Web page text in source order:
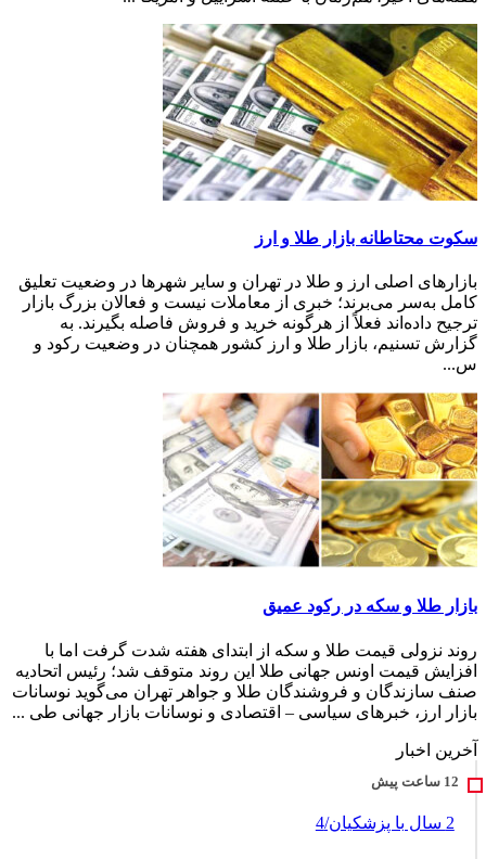
سکوت محتاطانه بازار طلا و ارز
بازارهای اصلی ارز و طلا در تهران و سایر شهرها در وضعیت تعلیق
کامل به‌سر می‌برند؛ خبری از معاملات نیست و فعالان بزرگ بازار
ترجیح داده‌اند فعلاً از هرگونه خرید و فروش فاصله بگیرند. به
گزارش تسنیم، بازار طلا و ارز کشور همچنان در وضعیت رکود و
س...
بازار طلا و سکه در رکود عمیق
روند نزولی قیمت طلا و سکه از ابتدای هفته شدت گرفت اما با
افزایش قیمت اونس جهانی طلا این روند متوقف شد؛ رئیس اتحادیه
صنف سازندگان و فروشندگان طلا و جواهر تهران می‌گوید نوسانات
بازار ارز، خبرهای سیاسی – اقتصادی و نوسانات بازار جهانی طی ...
آخرین اخبار
2 سال با پزشکیان/4